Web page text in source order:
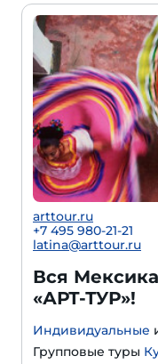
arttour.ru
+7 495 980-21-21
latina@arttour.ru
Вся
«АРТ-ТУР»!
Индивидуальные
Групповые туры